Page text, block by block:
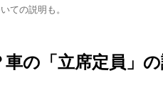
ての説明も。
の「立席定員」